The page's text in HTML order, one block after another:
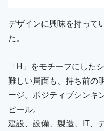
デザインに興味を持って
た。
「H」をモチーフにした
難しい局面も、持ち前の
ージ。ポジティブシンキ
ピール。
建設、設備、製造、IT、